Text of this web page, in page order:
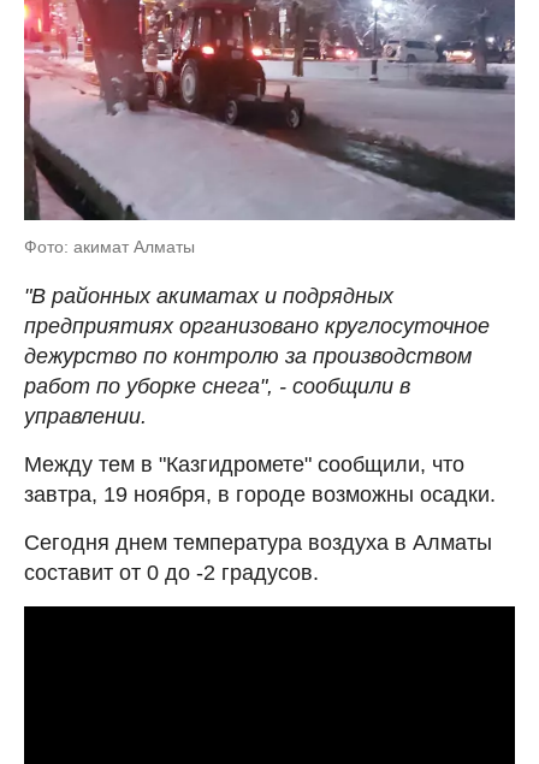
Фото: акимат Алматы
"В районных акиматах и подрядных
предприятиях организовано круглосуточное
дежурство по контролю за производством
работ по уборке снега", - сообщили в
управлении.
Между тем в "Казгидромете" сообщили, что
завтра, 19 ноября, в городе возможны осадки.
Сегодня днем температура воздуха в Алматы
составит от 0 до -2 градусов.